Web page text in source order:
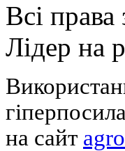
Всі права
Лідер на
на сайт